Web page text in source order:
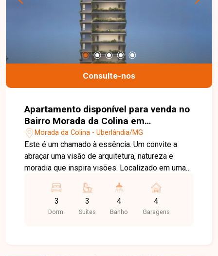
Consulte-nos
Apartamento disponível para venda no
Bairro Morada da Colina em
Uberlândia-MG
Morada da Colina - Uberlândia/MG
Este é um chamado à essência. Um convite a
abraçar uma visão de arquitetura, natureza e
moradia que inspira visões. Localizado em uma
Casa`Alta oferece o equilíbrio ideal entre
conforto, elegância e qualidade de vida. Com
arquitetura moderna, áreas de lazer completas e
3
Dorm.
3
Suítes
4
Banho
4
Garagens